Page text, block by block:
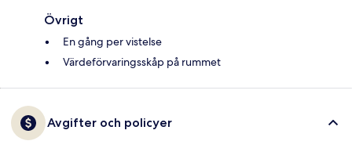
Övrigt
En gång per vistelse
Värdeförvaringsskåp på rummet
Avgifter och policyer